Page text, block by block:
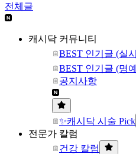
전체글
캐시닥 커뮤니티
BEST 인기글 (실
BEST 인기글 (명
공지사항
✨캐시닥 시술 Pick
전문가 칼럼
건강 칼럼